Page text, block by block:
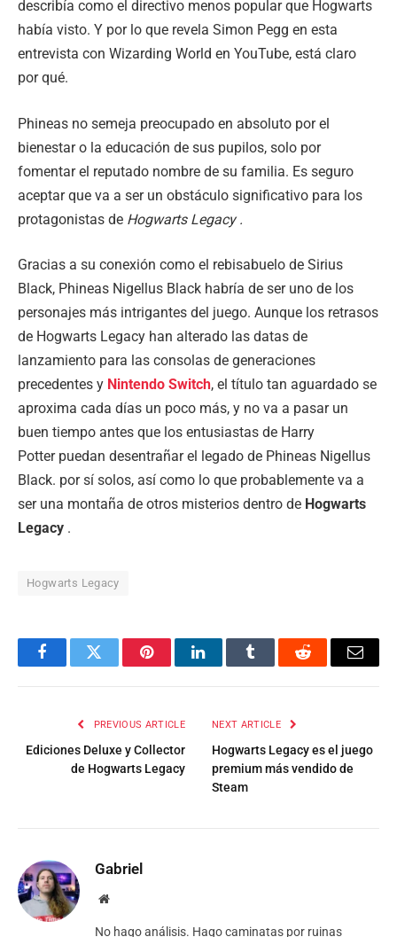
describía como el directivo menos popular que Hogwarts
había visto. Y por lo que revela Simon Pegg en esta
entrevista con Wizarding World en YouTube, está claro
por qué.
Phineas no semeja preocupado en absoluto por el
bienestar o la educación de sus pupilos, solo por
fomentar el reputado nombre de su familia. Es seguro
aceptar que va a ser un obstáculo significativo para los
protagonistas de Hogwarts Legacy .
Gracias a su conexión como el rebisabuelo de Sirius
Black, Phineas Nigellus Black habría de ser uno de los
personajes más intrigantes del juego. Aunque los retrasos
de Hogwarts Legacy han alterado las datas de
lanzamiento para las consolas de generaciones
precedentes y Nintendo Switch, el título tan aguardado se
aproxima cada días un poco más, y no va a pasar un
buen tiempo antes que los entusiastas de Harry
Potter puedan desentrañar el legado de Phineas Nigellus
Black. por sí solos, así como lo que probablemente va a
ser una montaña de otros misterios dentro de Hogwarts
Legacy .
Hogwarts Legacy
FacebookTwitter PinterestLinkedInTumblr Reddit Email
PREVIOUS ARTICLE
Ediciones Deluxe y Collector
de Hogwarts Legacy
NEXT ARTICLE
Hogwarts Legacy es el juego
premium más vendido de
Steam
Gabriel
Website
No hago análisis. Hago caminatas por ruinas